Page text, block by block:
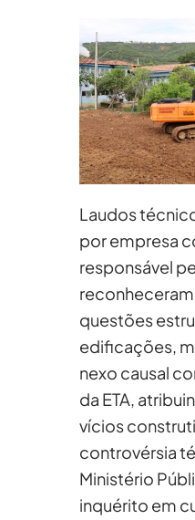
Laudos
por empresa
responsável
questões
edificações,
nexo causal
da ETA,
vícios
controvérsia
Ministério
inquérito em